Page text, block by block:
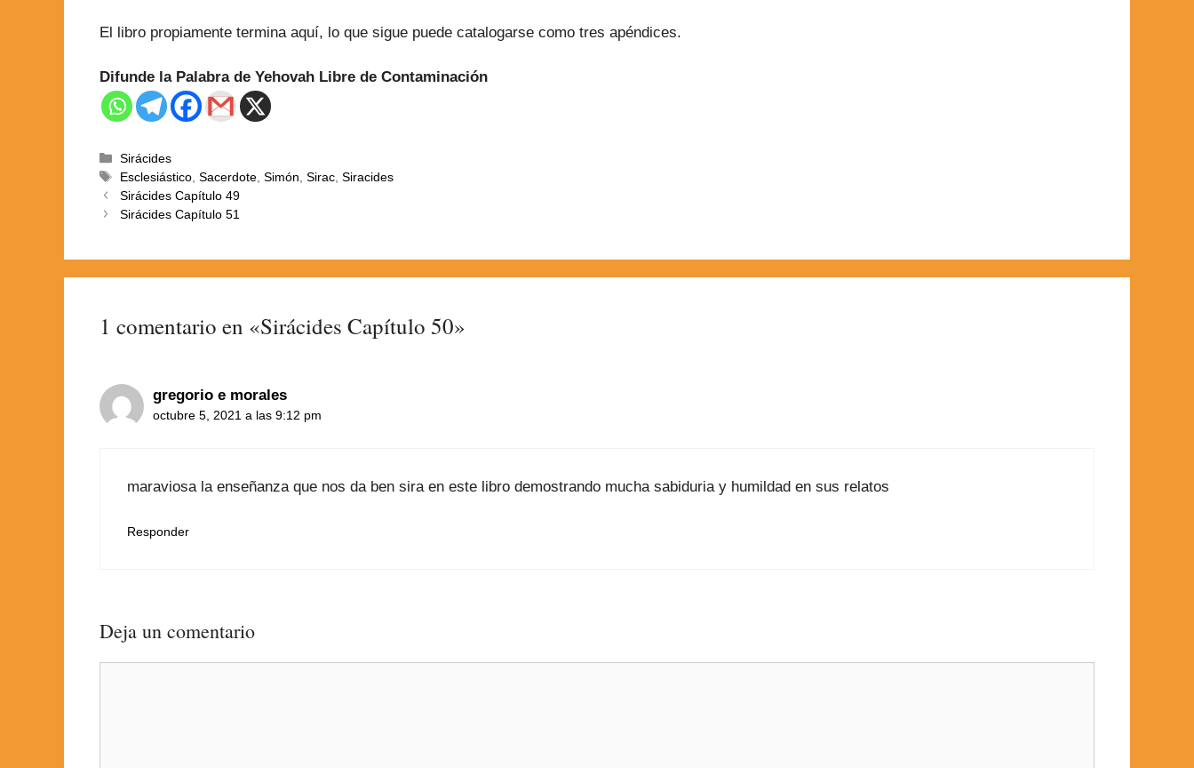
El libro propiamente termina aquí, lo que sigue puede catalogarse como tres apéndices.
Difunde la Palabra de Yehovah Libre de Contaminación
Sirácides
Esclesiástico ,Sacerdote ,Simón ,Sirac ,Siracides
Sirácides Capítulo 49
Sirácides Capítulo 51
1 comentario en «Sirácides Capítulo 50»
gregorio e morales
octubre 5, 2021 a las 9:12 pm
maraviosa la enseñanza que nos da ben sira en este libro demostrando mucha sabiduria y humildad en sus relatos
Responder
Deja un comentario